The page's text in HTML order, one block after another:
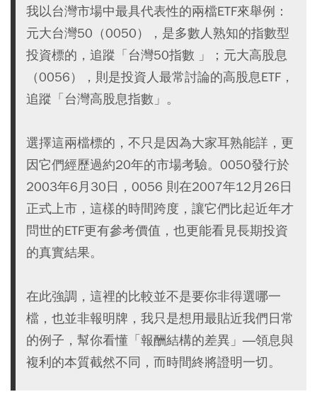
​我以台灣市場中最具代表性的兩檔ETF來舉例：
元大台灣50（0050），是多數人熟知的指數型
投資標的，追蹤「台灣50指數 」；元大高股息
（0056），則是投資人最常討論的高股息ETF，
追蹤「台灣高股息指數」。
選擇這兩檔標的，不只是因為大家耳熟能詳，更
因它們經歷過約20年的市場考驗。0050發行於
2003年6月30日，0056 則在2007年12月26日
正式上市，這樣的時間跨度，讓它們比起近年才
問世的ETF更有參考價值，也更能看見長期投資
的真實結果。
在此強調，這裡的比較並不是要你非得選哪一
檔，也並非報明牌，我只是想用最貼近我們日常
的例子，幫你看懂「報酬結構的差異」―領息與
複利的本質截然不同，而時間終將證明一切。